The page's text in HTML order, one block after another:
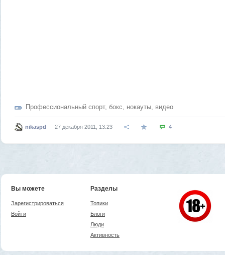
Профессиональный спорт, бокс, нокауты, видео
nikaspd 27 декабря 2011, 13:23 4
Вы можете
Зарегистрироваться
Войти
Разделы
Топики
Блоги
Люди
Активность